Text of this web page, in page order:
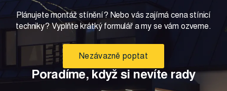
Plánujete montáž stínění? Nebo vás zajímá cena stínicí
techniky? Vyplňte krátký formulář a my se vám ozveme.
Nezávazně poptat
Poradíme, když si nevíte rady